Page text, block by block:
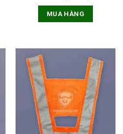
MUA HÀNG